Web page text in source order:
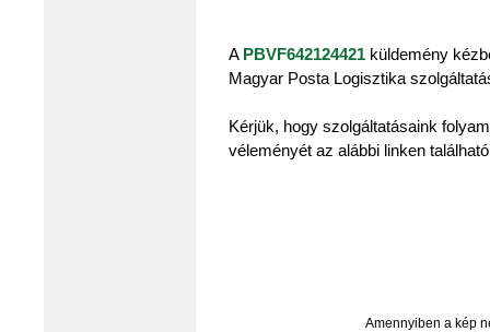
A PBVF642124421 küldemény
Magyar Posta Logisztika
Kérjük, hogy szolgáltatásaink
véleményét az alábbi linken
Amennyiben a kép